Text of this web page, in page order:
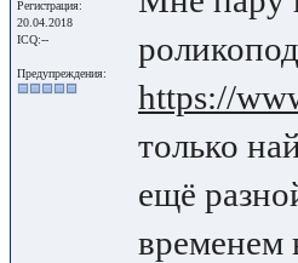
Регистрация:
20.04.2018
ICQ:--
Предупреждения:
https://
только
ещё
временем